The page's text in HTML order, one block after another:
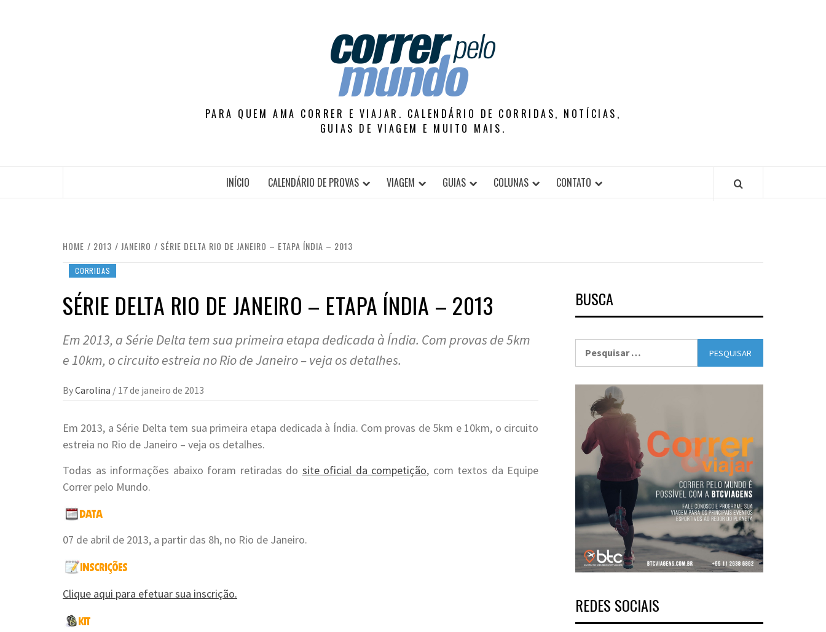
PARA QUEM AMA CORRER E VIAJAR. CALENDÁRIO DE CORRIDAS, NOTÍCIAS,
GUIAS DE VIAGEM E MUITO MAIS.
INÍCIO CALENDÁRIO DE PROVAS VIAGEM GUIAS COLUNAS CONTATO
HOME 2013 JANEIRO SÉRIE DELTA RIO DE JANEIRO – ETAPA ÍNDIA – 2013
CORRIDAS
SÉRIE DELTA RIO DE JANEIRO – ETAPA ÍNDIA – 2013
Em 2013, a Série Delta tem sua primeira etapa dedicada à Índia. Com provas de 5km
e 10km, o circuito estreia no Rio de Janeiro – veja os detalhes.
ByCarolina / 17 de janeiro de 2013
Em 2013, a Série Delta tem sua primeira etapa dedicada à Índia. Com provas de 5km e 10km, o circuito
estreia no Rio de Janeiro – veja os detalhes.
Todas as informações abaixo foram retiradas do site oficial da competição, com textos da Equipe
Correr pelo Mundo.
07 de abril de 2013, a partir das 8h, no Rio de Janeiro.
Clique aqui para efetuar sua inscrição.
BUSCA
REDES SOCIAIS